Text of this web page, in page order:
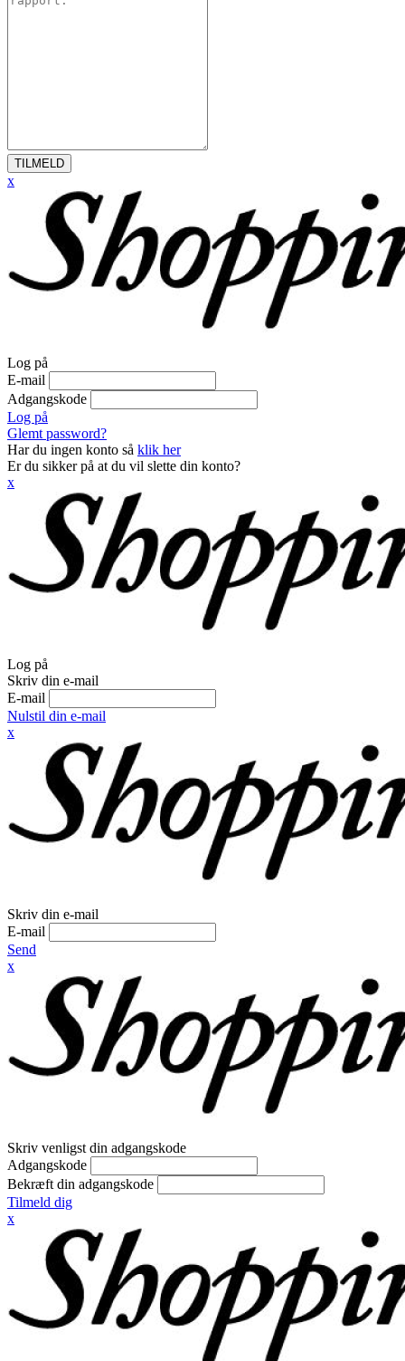
TILMELD
x
Log på
E-mail
Adgangskode
Log på
Glemt password?
Har du ingen konto så klik her
Er du sikker på at du vil slette din konto?
x
Log på
Skriv din e-mail
E-mail
Nulstil din e-mail
x
Skriv din e-mail
E-mail
Send
x
Skriv venligst din adgangskode
Adgangskode
Bekræft din adgangskode
Tilmeld dig
x